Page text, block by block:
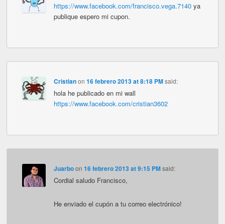
https://www.facebook.com/francisco.vega.7140ya
publique espero mi cupon.
Cristianon 16 febrero 2013 at 8:18 PM said:
hola he publicado en mi wall
https://www.facebook.com/cristian3602
Juarboon 16 febrero 2013 at 9:15 PM said:
Cordial saludo Francisco,
He enviado el cupón a tu correo electrónico!